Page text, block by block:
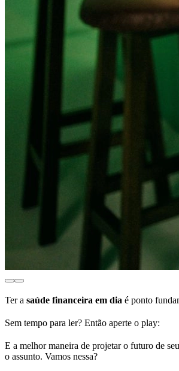
Ter a saúde financeira em dia é ponto
Sem tempo para ler? Então aperte o play:
E a melhor maneira de projetar o futuro de
o assunto. Vamos nessa?